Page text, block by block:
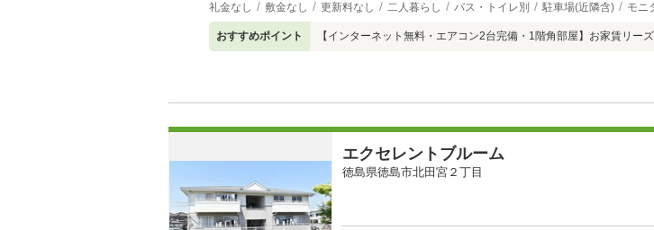
礼金なし 敷金なし 更新料なし 二人暮らし バス・トイレ別 駐車場(近隣含) モニ
おすすめポイント 【インターネット無料・エアコン2台完備・1階角部屋】お家賃リー
エクセレントブルーム
徳島県徳島市北田宮２丁目